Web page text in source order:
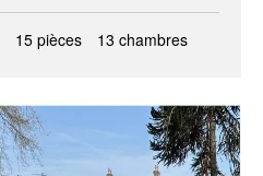
15 pièces 13 chambres